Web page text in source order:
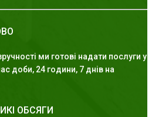
ми готові надати послуги у
доби, 24 години, 7 днів на
ОБСЯГИ